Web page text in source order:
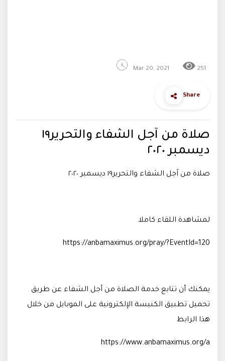
Mar 20, 2021 251
Share
صلاة من آجل الشفاء والتحرير١٩
ديسمبر ٢٠٢٠
صلاة من آجل الشفاء والتحرير١٩ ديسمبر ٢٠٢٠
لمشاهدة اللقاء كاملا
https://anbamaximus.org/pray/?EventId=120
يمكنك أن تتابع خدمة الصلاة من أجل الشفاء عن طريق
تحميل تطبيق الكنيسة الإلكترونية على الموبايل من خلال
هذا الرابط
https://www.anbamaximus.org/a